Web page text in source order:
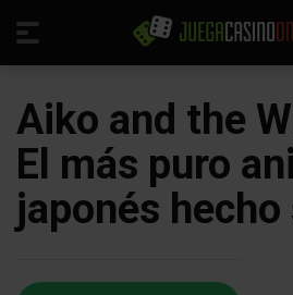
Aiko and the
El más puro
japonés